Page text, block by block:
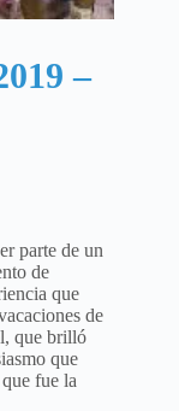
–
parte de un
de
que
de
que brilló
que
fue la